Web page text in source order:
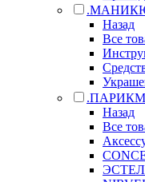
Назад
Все
Назад
Все